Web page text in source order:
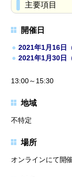
主要項目
開催日
2021年1月16日
2021年1月30日
13:00～15:30
地域
不特定
場所
オンラインにて開